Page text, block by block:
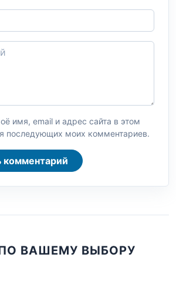
имя, email и адрес сайта в этом
последующих моих комментариев.
комментарий
ВАШЕМУ ВЫБОРУ